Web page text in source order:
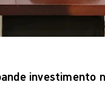
investimento